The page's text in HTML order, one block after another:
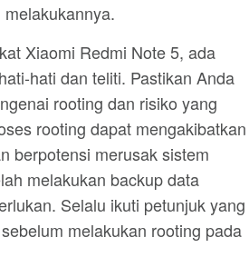
Xiaomi Redmi Note 5, ada
hati dan teliti. Pastikan Anda
rooting dan risiko yang
rooting dapat mengakibatkan
berpotensi merusak sistem
melakukan backup data
Selalu ikuti petunjuk yang
melakukan rooting pada